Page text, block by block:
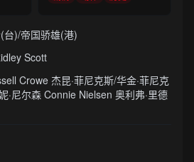
台)/帝国骄雄(港)
Scott
Crowe 杰昆·菲尼克斯/华金·菲尼克
·尼尔森 Connie Nielsen 奥利弗·里德